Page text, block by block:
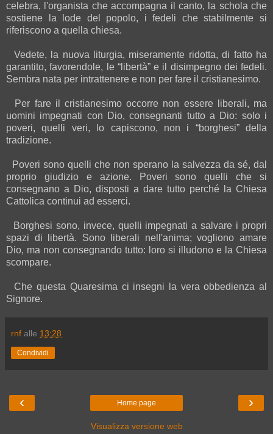
celebra, l'organista che accompagna il canto, la schola che
sostiene la lode del popolo, i fedeli che stabilmente si
riferiscono a quella chiesa.
Vedete, la nuova liturgia, miseramente ridotta, di fatto ha
garantito, favorendole, le “libertà” e il disimpegno dei fedeli.
Sembra nata per intrattenere e non per fare il cristianesimo.
Per fare il cristianesimo occorre non essere liberali, ma
uomini impegnati con Dio, consegnanti tutto a Dio: solo i
poveri, quelli veri, lo capiscono, non i “borghesi” della
tradizione.
Poveri sono quelli che non sperano la salvezza da sé, dal
proprio giudizio e azione. Poveri sono quelli che si
consegnano a Dio, disposti a dare tutto perché la Chiesa
Cattolica continui ad esserci.
Borghesi sono, invece, quelli impegnati a salvare i propri
spazi di libertà. Sono liberali nell'anima; vogliono amare
Dio, ma non consegnando tutto: loro si illudono e la Chiesa
scompare.
Che questa Quaresima ci insegni la vera obbedienza al
Signore.
rnf alle 13:28
Condividi
‹ ›
Home page
Visualizza versione web